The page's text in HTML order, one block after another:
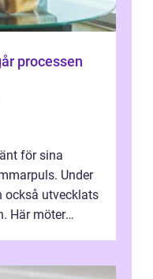
för sina
Under
också utvecklats
Här möter